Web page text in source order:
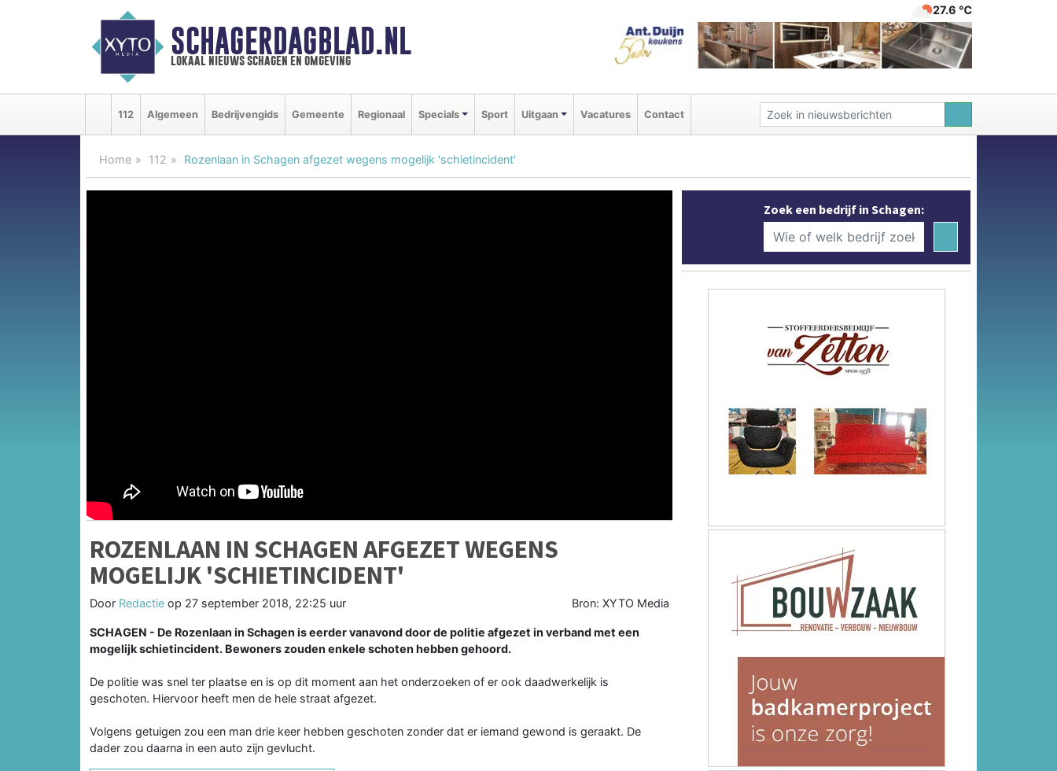
SCHAGERDAGBLAD.NL
lokaal nieuws schagen en omgeving
27.6 ℃
112 Algemeen Bedrijvengids Gemeente Regionaal Specials Sport Uitgaan Vacatures Contact
Home 112 Rozenlaan in Schagen afgezet wegens mogelijk 'schietincident'
ROZENLAAN IN SCHAGEN AFGEZET WEGENS
MOGELIJK 'SCHIETINCIDENT'
Door Redactie op 27 september 2018, 22:25 uur Bron: XYTO Media
SCHAGEN - De Rozenlaan in Schagen is eerder vanavond door de politie afgezet in verband met een
mogelijk schietincident. Bewoners zouden enkele schoten hebben gehoord.
De politie was snel ter plaatse en is op dit moment aan het onderzoeken of er ook daadwerkelijk is
geschoten. Hiervoor heeft men de hele straat afgezet.
Volgens getuigen zou een man drie keer hebben geschoten zonder dat er iemand gewond is geraakt. De
dader zou daarna in een auto zijn gevlucht.
Zoek een bedrijf in Schagen: